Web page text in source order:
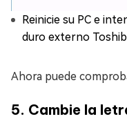
Reinicie su PC e
duro externo
Ahora puede
5. Cambie la